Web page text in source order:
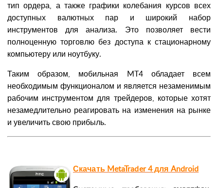
тип ордера, а также графики колебания курсов всех
доступных валютных пар и широкий набор
инструментов для анализа. Это позволяет вести
полноценную торговлю без доступа к стационарному
компьютеру или ноутбуку.
Таким образом, мобильная MT4 обладает всем
необходимым функционалом и является незаменимым
рабочим инструментом для трейдеров, которые хотят
незамедлительно реагировать на изменения на рынке
и увеличить свою прибыль.
Скачать MetaTrader 4 для Android